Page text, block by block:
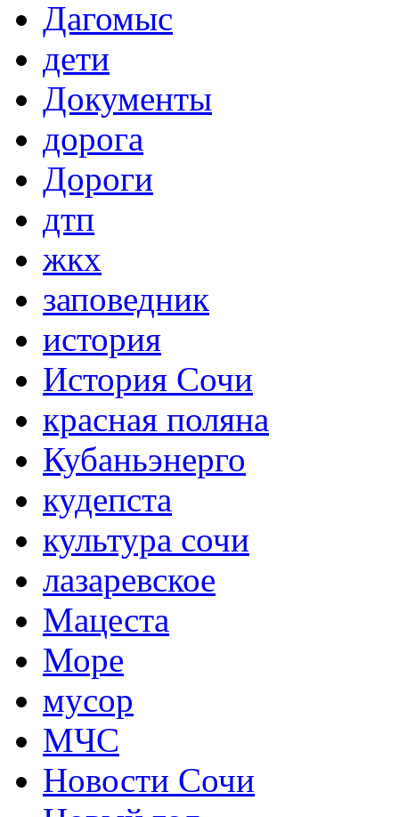
Дагомыс
дети
Документы
дорога
Дороги
дтп
жкх
заповедник
история
История Сочи
красная поляна
Кубаньэнерго
кудепста
культура сочи
лазаревское
Мацеста
Море
мусор
МЧС
Новости Сочи